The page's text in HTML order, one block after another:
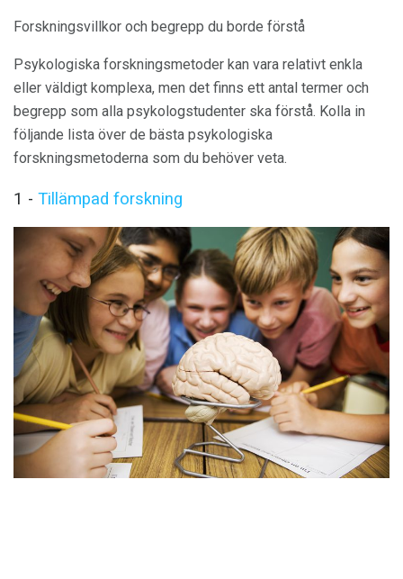
Forskningsvillkor och begrepp du borde förstå
Psykologiska forskningsmetoder kan vara relativt enkla
eller väldigt komplexa, men det finns ett antal termer och
begrepp som alla psykologstudenter ska förstå. Kolla in
följande lista över de bästa psykologiska
forskningsmetoderna som du behöver veta.
1 - Tillämpad forskning